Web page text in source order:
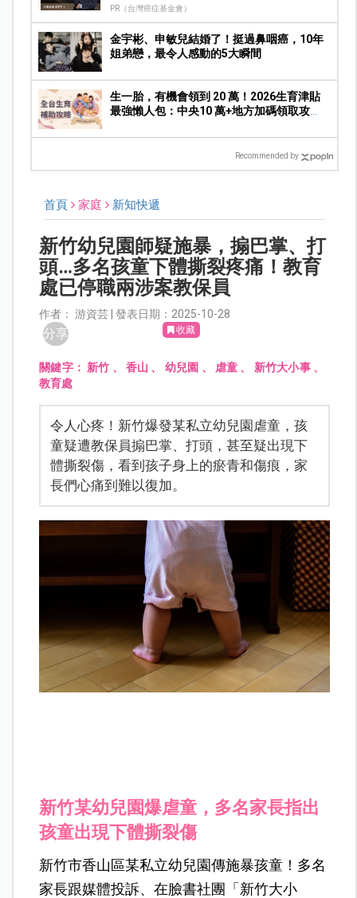
PR（台灣癌症基金會）
金宇彬、申敏兒結婚了！挺過鼻咽癌，10年
姐弟戀，最令人感動的5大瞬間
生一胎，有機會領到 20 萬！2026生育津貼
最強懶人包：中央10 萬+地方加碼領取攻
Recommended by
首頁 家庭 新知快遞
新竹幼兒園師疑施暴，搧巴掌、打
頭…多名孩童下體撕裂疼痛！教育
處已停職兩涉案教保員
作者： 游資芸 | 發表日期：2025-10-28
分享 收藏
關鍵字： 新竹 、 香山 、 幼兒園 、 虐童 、 新竹大小事、
教育處
令人心疼！新竹爆發某私立幼兒園虐童，孩
童疑遭教保員搧巴掌、打頭，甚至疑出現下
體撕裂傷，看到孩子身上的瘀青和傷痕，家
長們心痛到難以復加。
新竹某幼兒園爆虐童，多名家長指出
孩童出現下體撕裂傷
新竹市香山區某私立幼兒園傳施暴孩童！多名
家長跟媒體投訴、在臉書社團「新竹大小